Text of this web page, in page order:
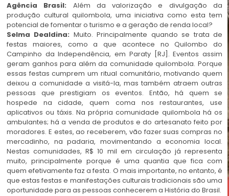
Agência Brasil: Além da valorização e divulgação da
produção cultural quilombola, uma iniciativa como esta tem
potencial de fomentar o turismo e a geração de renda local?
Selma Dealdina: Muito. Principalmente quando se trata de
festas maiores, como a que acontece no Quilombo do
Campinho da Independência, em Paraty [RJ]. Eventos assim
geram ganhos para além da comunidade quilombola. Porque
essas festas cumprem um ritual comunitário, motivando quem
deixou a comunidade a visitá-la, mas também atraem outras
pessoas que prestigiam os eventos. Então, há quem se
hospede na cidade, quem coma nos restaurantes, use
aplicativos ou táxis. Na própria comunidade quilombola há os
ambulantes; há a venda de produtos e do artesanato feito por
moradores. E estes, ao receberem, vão fazer suas compras no
mercadinho, na padaria, movimentando a economia local.
Nestas comunidades, R$ 10 mil em circulação já representa
muito, principalmente porque é uma quantia que fica com
quem efetivamente faz a festa. O mais importante, no entanto, é
que estas festas e manifestações culturais tradicionais são uma
oportunidade para as pessoas conhecerem a História do Brasil.